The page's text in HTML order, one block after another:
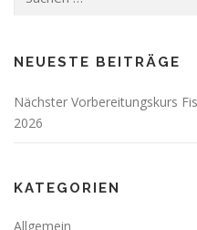
nach:
NEUESTE BEITRÄGE
Nächster Vorbereitungskurs
2026
KATEGORIEN
Allgemein